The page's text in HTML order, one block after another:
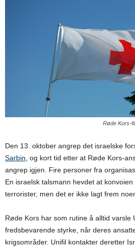
Røde Kors-
Den 13. oktober angrep det israelske
Sarbin , og kort tid etter at Røde Kors-
angrep igjen. Fire personer fra
En israelsk talsmann hevdet at
terrorister, men det er ikke lagt frem
Røde Kors har som rutine å alltid varsle
fredsbevarende styrke, når deres
krigsområder. Unifil kontakter deretter